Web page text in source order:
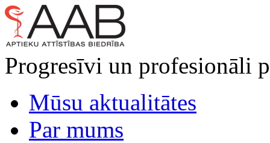
Progresīvi un profesionāli
Mūsu aktualitātes
Par mums